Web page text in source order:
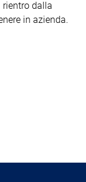
dalla
in azienda.